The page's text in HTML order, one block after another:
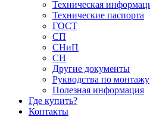
Техническая
Технические паспорта
ГОСТ
СП
СНиП
СН
Другие документы
Рукводства по монтажу
Полезная информация
Где купить?
Контакты